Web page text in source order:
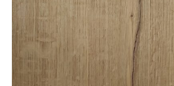
2018 Arkof Collection
2017 Arkof Collection
2015/2016 Arkof Collection
DESIGNERS
NEWS/EVENTS
PRESS